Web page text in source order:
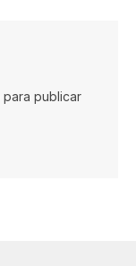
para publicar